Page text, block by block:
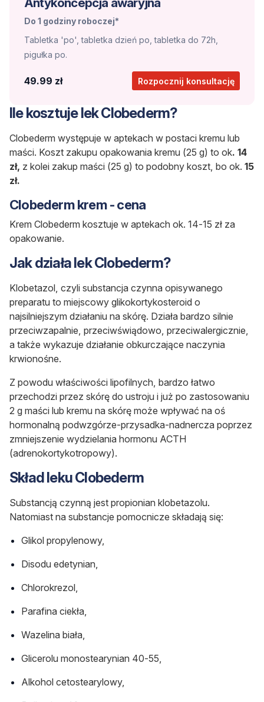
Do 1 godziny roboczej*
Tabletka 'po', tabletka dzień po, tabletka do 72h,
pigułka po.
49.99 zł Rozpocznij konsultację
Ile kosztuje lek Clobederm?
Clobederm występuje w aptekach w postaci kremu lub
maści. Koszt zakupu opakowania kremu (25 g) to ok. 14
zł, z kolei zakup maści (25 g) to podobny koszt, bo ok. 15
zł.
Clobederm krem - cena
Krem Clobederm kosztuje w aptekach ok. 14-15 zł za
opakowanie.
Jak działa lek Clobederm?
Klobetazol, czyli substancja czynna opisywanego
preparatu to miejscowy glikokortykosteroid o
najsilniejszym działaniu na skórę. Działa bardzo silnie
przeciwzapalnie, przeciwświądowo, przeciwalergicznie,
a także wykazuje działanie obkurczające naczynia
krwionośne.
Z powodu właściwości lipofilnych, bardzo łatwo
przechodzi przez skórę do ustroju i już po zastosowaniu
2 g maści lub kremu na skórę może wpływać na oś
hormonalną podwzgórze-przysadka-nadnercza poprzez
zmniejszenie wydzielania hormonu ACTH
(adrenokortykotropowy).
Skład leku Clobederm
Substancją czynną jest propionian klobetazolu.
Natomiast na substancje pomocnicze składają się:
Glikol propylenowy,
Disodu edetynian,
Chlorokrezol,
Parafina ciekła,
Wazelina biała,
Glicerolu monostearynian 40-55,
Alkohol cetostearylowy,